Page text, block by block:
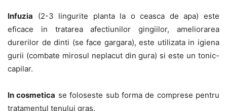
Infuzia (2-3 lingurite planta la o ceasca de apa) este
eficace in tratarea afectiunilor gingiilor, ameliorarea
durerilor de dinti (se face gargara), este utilizata in igiena
gurii (combate mirosul neplacut din gura) si este un tonic-
capilar.
In cosmetica se foloseste sub forma de comprese pentru
tratamentul tenului gras.